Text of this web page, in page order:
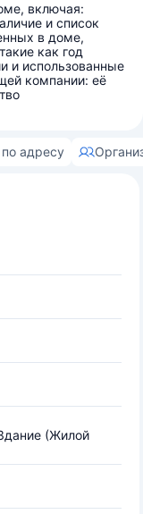
включая:
и список
в доме,
как год
и использованные
компании: её
адресу
(Жилой